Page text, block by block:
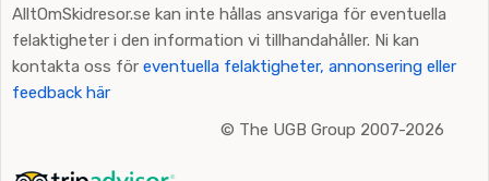
AlltOmSkidresor.se kan inte hållas ansvariga för eventuella
felaktigheter i den information vi tillhandahåller. Ni kan
kontakta oss för eventuella felaktigheter, annonsering eller
feedback här
© The UGB Group 2007-2026